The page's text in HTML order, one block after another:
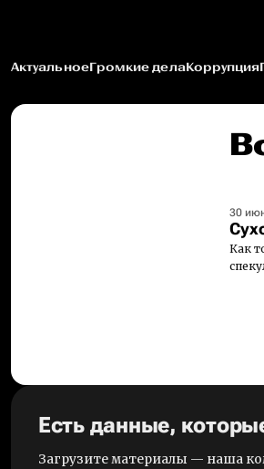
АктуальноеГромкие делаКоррупция
30
Как
Есть данные,
Загрузите материалы — наша